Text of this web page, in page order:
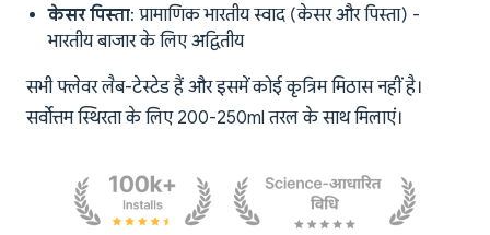
केसर पिस्ता: प्रामाणिक भारतीय स्वाद (केसर और पिस्ता) -
भारतीय बाजार के लिए अद्वितीय
सभी फ्लेवर लैब-टेस्टेड हैं और इसमें कोई कृत्रिम मिठास नहीं है।
सर्वोत्तम स्थिरता के लिए 200-250ml तरल के साथ मिलाएं।